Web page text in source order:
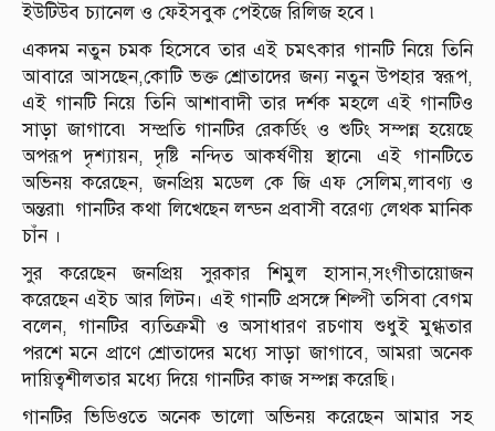
ইউটিউব চ্যানেল ও ফেইসবুক পেইজে রিলিজ হবে ৷
একদম নতুন চমক হিসেবে তার এই চমৎকার গানটি নিয়ে তিনি
আবারে আসছেন,কোটি ভক্ত শ্রোতাদের জন্য নতুন উপহার স্বরূপ,
এই গানটি নিয়ে তিনি আশাবাদী তার দর্শক মহলে এই গানটিও
সাড়া জাগাবে৷ সম্প্রতি গানটির রেকর্ডিং ও শুটিং সম্পন্ন হয়েছে
অপরূপ দৃশ্যায়ন, দৃষ্টি নন্দিত আকর্ষণীয় স্থানে৷ এই গানটিতে
অভিনয় করেছেন, জনপ্রিয় মডেল কে জি এফ সেলিম,লাবণ্য ও
অন্তরা৷ গানটির কথা লিখেছেন লন্ডন প্রবাসী বরেণ্য লেথক মানিক
চাঁন ।
সুর করেছেন জনপ্রিয় সুরকার শিমুল হাসান,সংগীতায়োজন
করেছেন এইচ আর লিটন। এই গানটি প্রসঙ্গে শিল্পী তসিবা বেগম
বলেন, গানটির ব্যতিক্রমী ও অসাধারণ রচণায শুধুই মুগ্ধতার
পরশে মনে প্রাণে শ্রোতাদের মধ্যে সাড়া জাগাবে, আমরা অনেক
দায়িত্বশীলতার মধ্যে দিয়ে গানটির কাজ সম্পন্ন করেছি।
গানটির ভিডিওতে অনেক ভালো অভিনয় করেছেন আমার সহ